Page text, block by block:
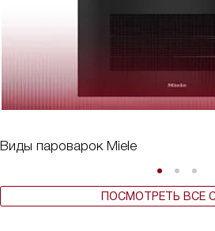
Виды пароварок Miele
ПОСМОТРЕТЬ ВСЕ